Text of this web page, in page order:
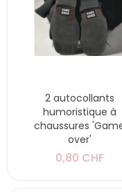
2 autocollants
humoristique à
chaussures
over'
0,80 CHF